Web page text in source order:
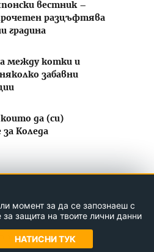
вестник –
разцъфтява
градина
между котки и
забавни
да (си)
Коледа
За нас Реклама
2011-2026
момент за да се запознаеш с
за защита на твоите лични данни
НАТИСНИ ТУК